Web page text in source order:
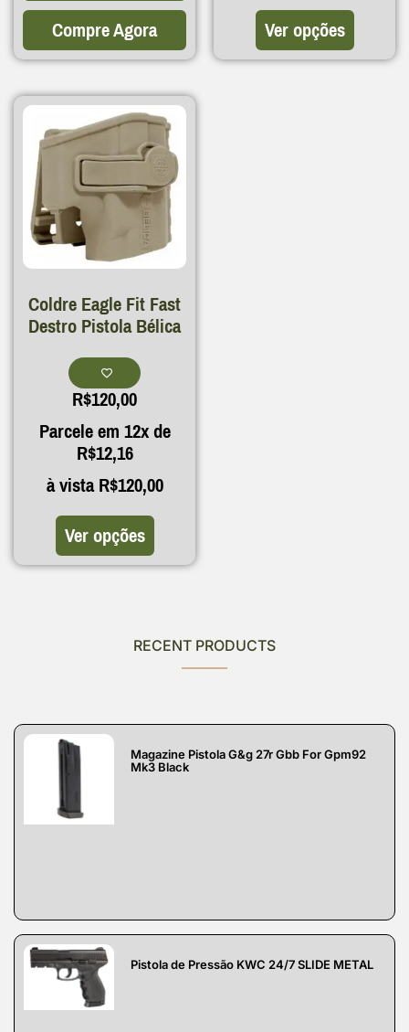
Compre Agora
Ver opções
Coldre Eagle Fit Fast
Destro Pistola Bélica
R$120,00
Parcele em 12x de
R$12,16
à vistaR$120,00
Ver opções
RECENT PRODUCTS
Magazine Pistola G&g 27r Gbb For Gpm92
Mk3 Black
Pistola de Pressão KWC 24/7 SLIDE METAL